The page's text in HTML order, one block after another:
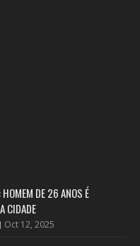
DE 26 ANOS É
CIDADE
Oct 12, 2025